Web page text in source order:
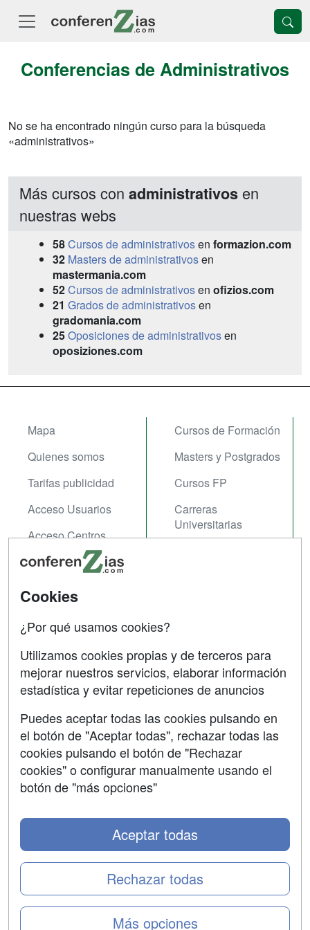
Conferencias de Administrativos
No se ha encontrado ningún curso para la búsqueda
«administrativos»
Más cursos con administrativos en
nuestras webs
58Cursos de administrativosen formazion.com
32 Masters de administrativosen
mastermania.com
52Cursos de administrativosen ofizios.com
21 Grados de administrativosen
gradomania.com
25Oposiciones de administrativosen
oposiziones.com
Mapa
Quienes somos
Tarifas publicidad
Acceso Usuarios
Acceso Centros
Cursos de Formación
Masters y Postgrados
Cursos FP
Carreras
Universitarias
Contactar
Copyleft
Grupo formazion:
Copyright 2000-2026 Formazion Web, S.L. - Calle
Fermín Caballero, 62 - 28034 Madrid Tel: 91 533 70 78
Cookies
¿Por qué usamos cookies?
Utilizamos cookies propias y de terceros para
mejorar nuestros servicios, elaborar información
estadística y evitar repeticiones de anuncios
Puedes aceptar todas las cookies pulsando en
el botón de "Aceptar todas", rechazar todas las
cookies pulsando el botón de "Rechazar
cookies" o configurar manualmente usando el
botón de "más opciones"
Más opciones
Rechazar todas
Aceptar todas